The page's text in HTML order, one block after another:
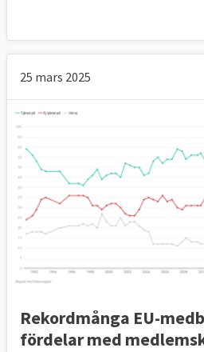
25 mars 2025
Rekordmånga EU-
fördelar med